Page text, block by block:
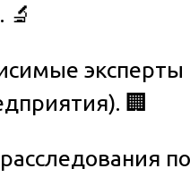
🔬
эксперты
🏢